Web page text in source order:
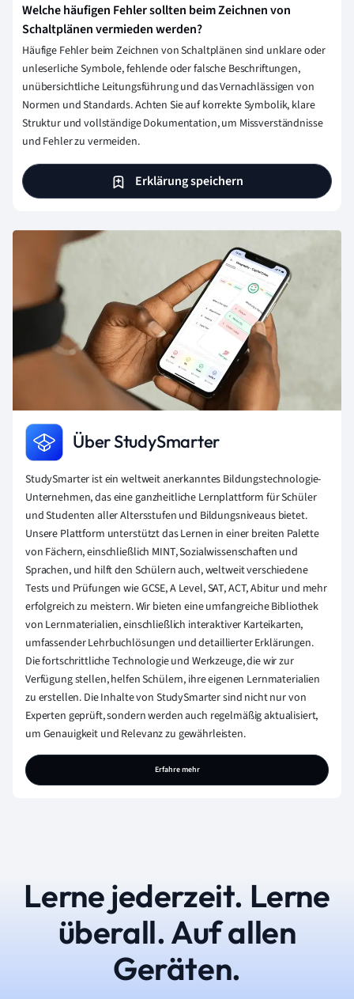
Welche häufigen Fehler sollten beim Zeichnen von
Schaltplänen vermieden werden?
Häufige Fehler beim Zeichnen von Schaltplänen sind unklare oder
unleserliche Symbole, fehlende oder falsche Beschriftungen,
unübersichtliche Leitungsführung und das Vernachlässigen von
Normen und Standards. Achten Sie auf korrekte Symbolik, klare
Struktur und vollständige Dokumentation, um Missverständnisse
und Fehler zu vermeiden.
Erklärung speichern
Über StudySmarter
StudySmarter ist ein weltweit anerkanntes Bildungstechnologie-
Unternehmen, das eine ganzheitliche Lernplattform für Schüler
und Studenten aller Altersstufen und Bildungsniveaus bietet.
Unsere Plattform unterstützt das Lernen in einer breiten Palette
von Fächern, einschließlich MINT, Sozialwissenschaften und
Sprachen, und hilft den Schülern auch, weltweit verschiedene
Tests und Prüfungen wie GCSE, A Level, SAT, ACT, Abitur und mehr
erfolgreich zu meistern. Wir bieten eine umfangreiche Bibliothek
von Lernmaterialien, einschließlich interaktiver Karteikarten,
umfassender Lehrbuchlösungen und detaillierter Erklärungen.
Die fortschrittliche Technologie und Werkzeuge, die wir zur
Verfügung stellen, helfen Schülern, ihre eigenen Lernmaterialien
zu erstellen. Die Inhalte von StudySmarter sind nicht nur von
Experten geprüft, sondern werden auch regelmäßig aktualisiert,
um Genauigkeit und Relevanz zu gewährleisten.
Erfahre mehr
Lerne jederzeit. Lerne
überall. Auf allen
Geräten.